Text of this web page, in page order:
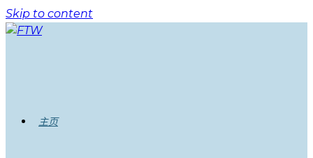
Skip to content
主页